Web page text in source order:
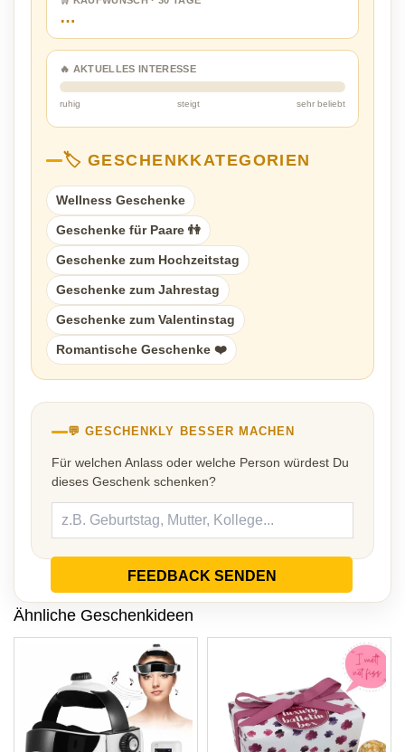
…
🔥 AKTUELLES INTERESSE
ruhig steigt sehr beliebt
🏷️ GESCHENKKATEGORIEN
Wellness Geschenke
Geschenke für Paare 👫
Geschenke zum Hochzeitstag
Geschenke zum Jahrestag
Geschenke zum Valentinstag
Romantische Geschenke ❤️
💬 GESCHENKLY BESSER MACHEN
Für welchen Anlass oder welche Person würdest Du
dieses Geschenk schenken?
FEEDBACK SENDEN
Ähnliche Geschenkideen